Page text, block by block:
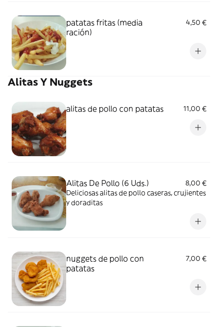
patatas fritas (media
ración)
4,50 €
Alitas Y Nuggets
alitas de pollo con patatas 11,00 €
Alitas De Pollo (6 Uds.)
8,00 €
Deliciosas alitas de pollo caseras, crujientes
y doraditas
nuggets de pollo con
patatas
7,00 €